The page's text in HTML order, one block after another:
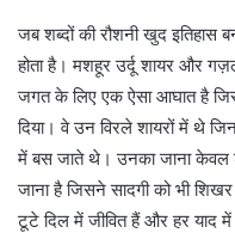
जब शब्दों की रौशनी खुद इतिहास
होता है। मशहूर उर्दू शायर और
जगत के लिए एक ऐसा आघात है
दिया। वे उन विरले शायरों में थे
में बस जाते थे। उनका जाना केवल
जाना है जिसने सादगी को भी
टूटे दिल में जीवित हैं और हर याद